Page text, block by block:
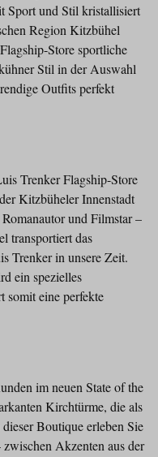
Sport und Stil kristallisiert
Region Kitzbühel
Store sportliche
Stil in der Auswahl
Outfits perfekt
Trenker Flagship-Store
Kitzbüheler Innenstadt
und Filmstar –
transportiert das
Trenker in unsere Zeit.
ein spezielles
somit eine perfekte
im neuen State of the
Kirchtürme, die als
Boutique erleben Sie
Akzenten aus der